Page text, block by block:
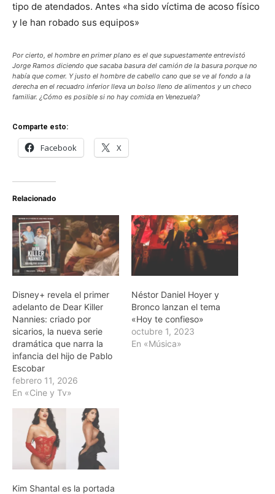
tipo de atendados. Antes «ha sido víctima de acoso físico
y le han robado sus equipos»
Por cierto, el hombre en primer plano es el que supuestamente entrevistó
Jorge Ramos diciendo que sacaba basura del camión de la basura porque no
había que comer. Y justo el hombre de cabello cano que se ve al fondo a la
derecha en el recuadro inferior lleva un bolso lleno de alimentos y un checo
familiar. ¿Cómo es posible si no hay comida en Venezuela?
Comparte esto:
Facebook X
Relacionado
Disney+ revela el primer
adelanto de Dear Killer
Nannies: criado por
sicarios, la nueva serie
dramática que narra la
infancia del hijo de Pablo
Escobar
febrero 11, 2026
En «Cine y Tv»
Néstor Daniel Hoyer y
Bronco lanzan el tema
«Hoy te confieso»
octubre 1, 2023
En «Música»
Kim Shantal es la portada